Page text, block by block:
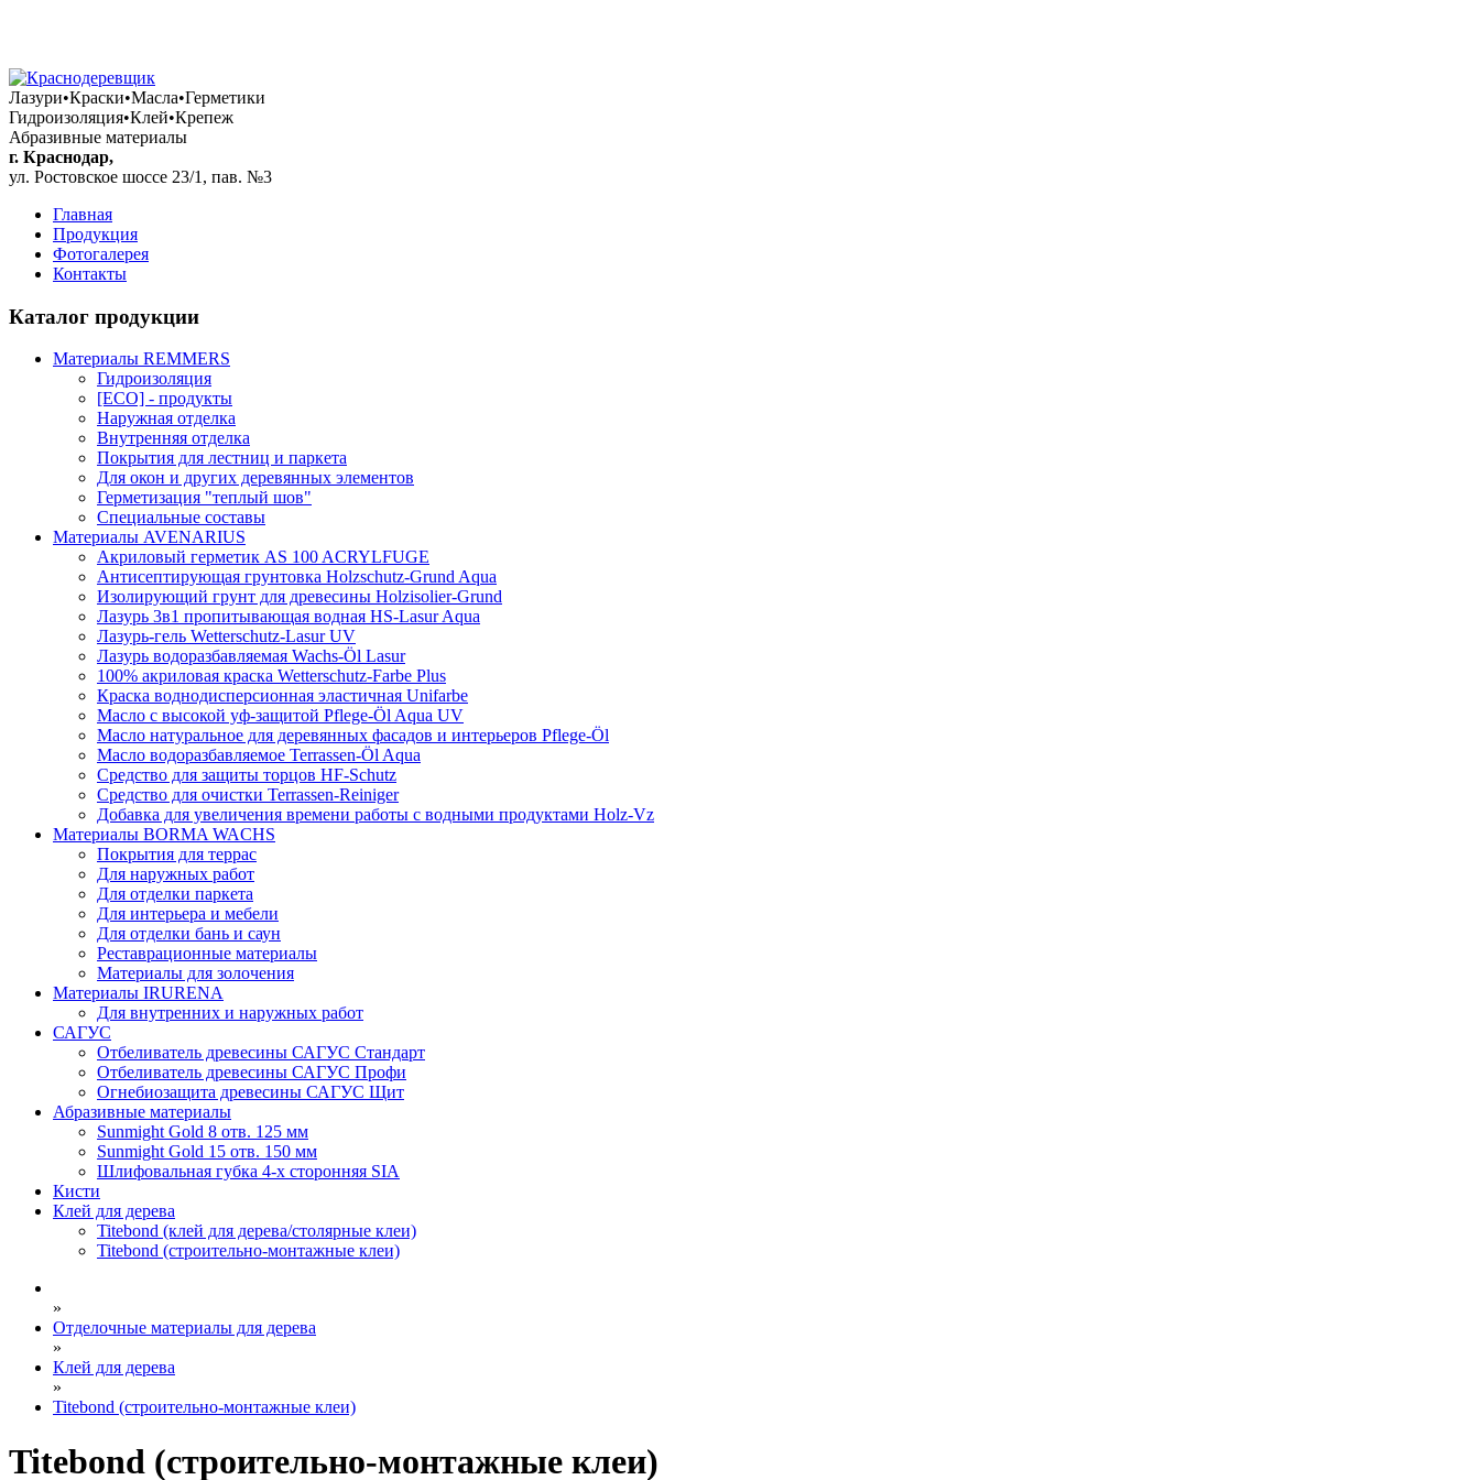
Лазури•Краски•Масла•Герметики
Гидроизоляция•Клей•Крепеж
Абразивные материалы
г. Краснодар,
ул. Ростовское шоссе 23/1, пав. №3
Главная
Продукция
Фотогалерея
Контакты
Каталог продукции
Материалы REMMERS
Гидроизоляция
[ECO] - продукты
Наружная отделка
Внутренняя отделка
Покрытия для лестниц и паркета
Для окон и других деревянных элементов
Герметизация "теплый шов"
Специальные составы
Материалы AVENARIUS
Акриловый герметик AS 100 ACRYLFUGE
Антисептирующая грунтовка Holzschutz-Grund Aqua
Изолирующий грунт для древесины Holzisolier-Grund
Лазурь 3в1 пропитывающая водная HS-Lasur Aqua
Лазурь-гель Wetterschutz-Lasur UV
Лазурь водоразбавляемая Wachs-Öl Lasur
100% акриловая краска Wetterschutz-Farbe Plus
Краска воднодисперсионная эластичная Unifarbe
Масло с высокой уф-защитой Pflege-Öl Aqua UV
Масло натуральное для деревянных фасадов и интерьеров Pflege-Öl
Масло водоразбавляемое Terrassen-Öl Aqua
Средство для защиты торцов HF-Schutz
Средство для очистки Terrassen-Reiniger
Добавка для увеличения времени работы с водными продуктами Holz-Vz
Материалы BORMA WACHS
Покрытия для террас
Для наружных работ
Для отделки паркета
Для интерьера и мебели
Для отделки бань и саун
Реставрационные материалы
Материалы для золочения
Материалы IRURENA
Для внутренних и наружных работ
САГУС
Отбеливатель древесины САГУС Стандарт
Отбеливатель древесины САГУС Профи
Огнебиозащита древесины САГУС Щит
Абразивные материалы
Sunmight Gold 8 отв. 125 мм
Sunmight Gold 15 отв. 150 мм
Шлифовальная губка 4-х сторонняя SIA
Кисти
Клей для дерева
Titebond (клей для дерева/столярные клеи)
Titebond (строительно-монтажные клеи)
»
Отделочные материалы для дерева
»
Клей для дерева
»
Titebond (строительно-монтажные клеи)
Titebond (строительно-монтажные клеи)